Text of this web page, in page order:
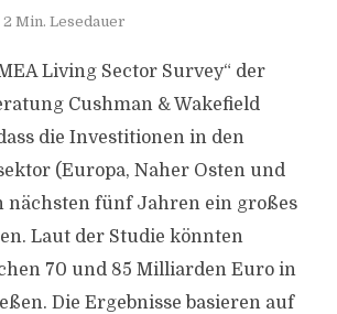
2 Min. Lesedauer
Living Sector Survey“ der
Cushman & Wakefield
die Investitionen in den
(Europa, Naher Osten und
nächsten fünf Jahren ein großes
Laut der Studie könnten
70 und 85 Milliarden Euro in
Die Ergebnisse basieren auf